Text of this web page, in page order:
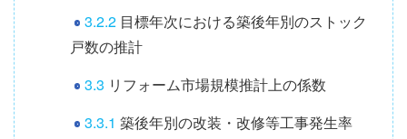
3.2.2目標年次における築後年別のストック
戸数の推計
3.3 リフォーム市場規模推計上の係数
3.3.1 築後年別の改装・改修等工事発生率